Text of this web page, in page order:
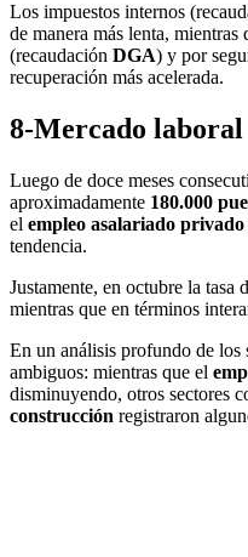
Los impuestos internos
de manera más lenta, mientras
(recaudación DGA) y por
recuperación más acelerada.
8-Mercado laboral
Luego de doce meses
aproximadamente 180.000
el empleo asalariado privado
tendencia.
Justamente, en octubre la tasa
mientras que en términos
En un análisis profundo de los
ambiguos: mientras que el
disminuyendo, otros sectores
construcción registraron